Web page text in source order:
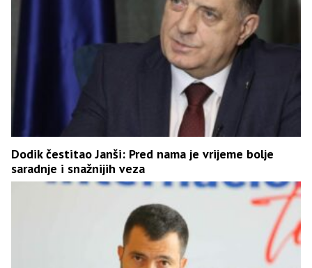
Dodik čestitao Janši: Pred nama je vrijeme bolje
saradnje i snažnijih veza